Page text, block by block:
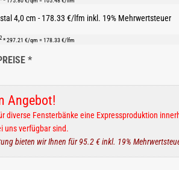
4,0 cm - 178.33 €/lfm inkl. 19% Mehrwertsteuer
2 * 297.21 €/qm = 178.33 €/lfm
*
Angebot!
diverse Fensterbänke eine Expressproduktion
uns verfügbar sind.
bieten wir Ihnen für 95.2 € inkl. 19%